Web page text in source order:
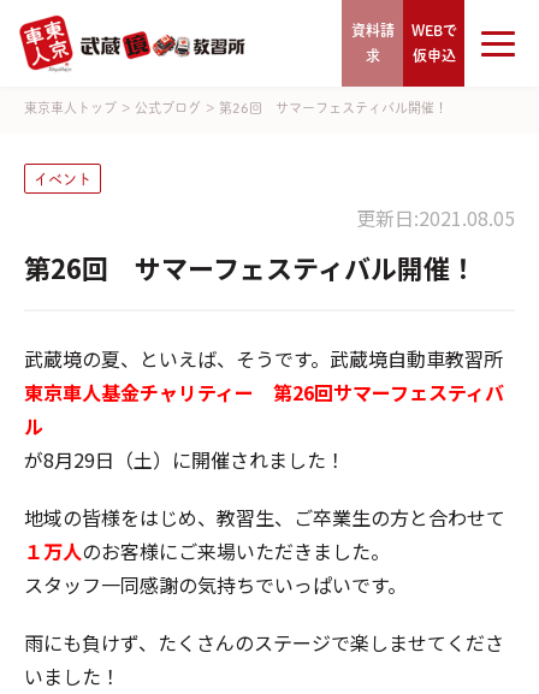
資料請
求
WEBで
仮申込
東京車人トップ > 公式ブログ > 第26回 サマーフェスティバル開催！
イベント
更新日:2021.08.05
第26回 サマーフェスティバル開催！
武蔵境の夏、といえば、そうです。武蔵境自動車教習所
東京車人基金チャリティー
第26回サマーフェスティバ
ル
が8月29日（土）に開催されました！
地域の皆様をはじめ、教習生、ご卒業生の方と合わせて
１万人のお客様にご来場いただきました。
スタッフ一同感謝の気持ちでいっぱいです。
雨にも負けず、たくさんのステージで楽しませてくださ
いました！